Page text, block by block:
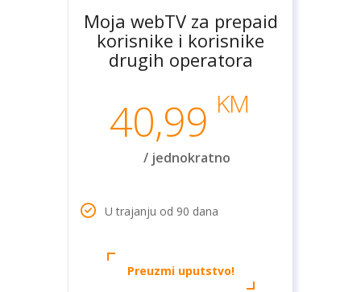
Moja webTV za prepaid
korisnike i korisnike
drugih operatora
40,99 KM
/ jednokratno
U trajanju od 90 dana
Preuzmi uputstvo!